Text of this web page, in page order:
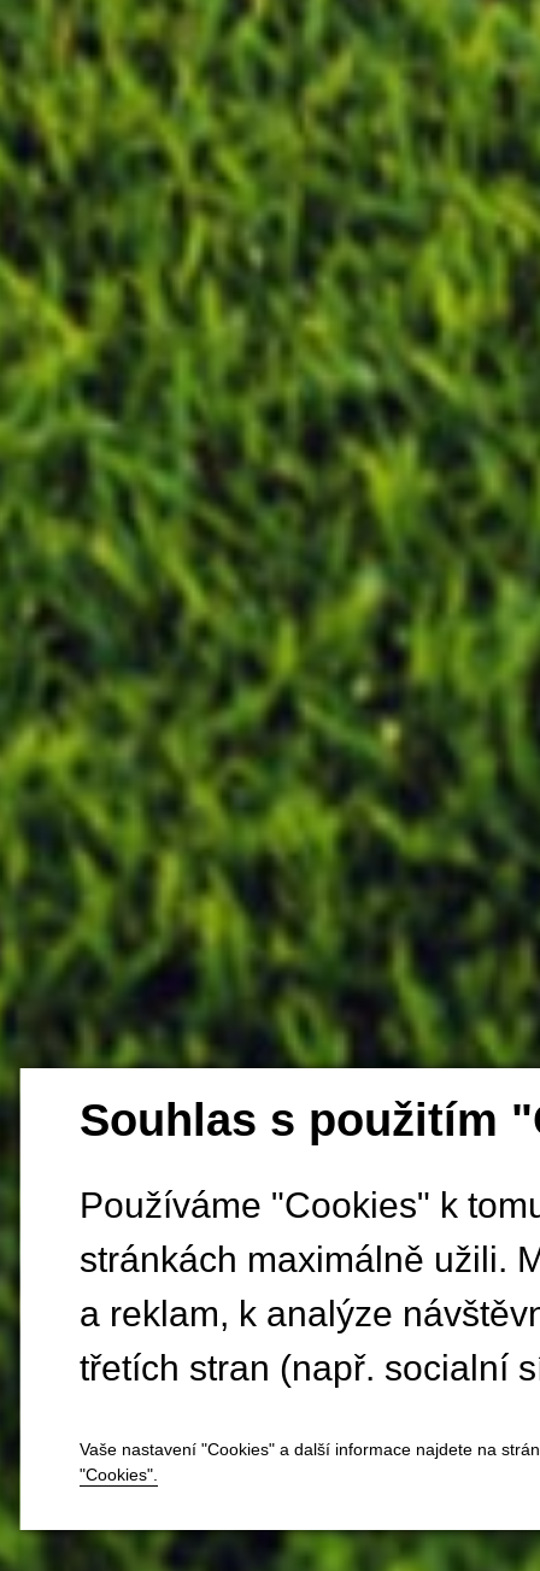
Souhlas s použitím
Používáme "Cookies" k
stránkách maximálně užili.
a reklam, k analýze
třetích stran (např. socialní
Vaše nastavení "Cookies" a další informace najdete na
"Cookies".